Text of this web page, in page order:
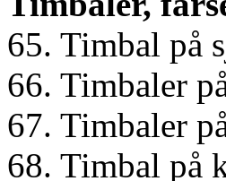
65. Timbal på
66. Timbaler
67. Timbaler
68. Timbal på